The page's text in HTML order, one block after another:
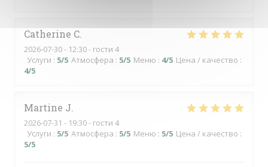
Catherine C
2026-07-30- 12:30 - гости 4
Услуги : 5/5 Атмосфера : 5/5 Меню : 4/5 Цена / качество :
4/5
Martine J
2026-07-31 - 19:30 - гости 4
Услуги : 5/5 Атмосфера : 5/5 Меню : 5/5 Цена / качество :
5/5